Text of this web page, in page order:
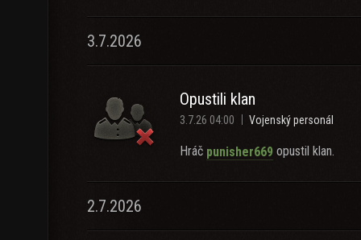
3.7.2026
Opustili klan
3.7.26 04:00 Vojenský personál
Hráč punisher669 opustil klan.
2.7.2026